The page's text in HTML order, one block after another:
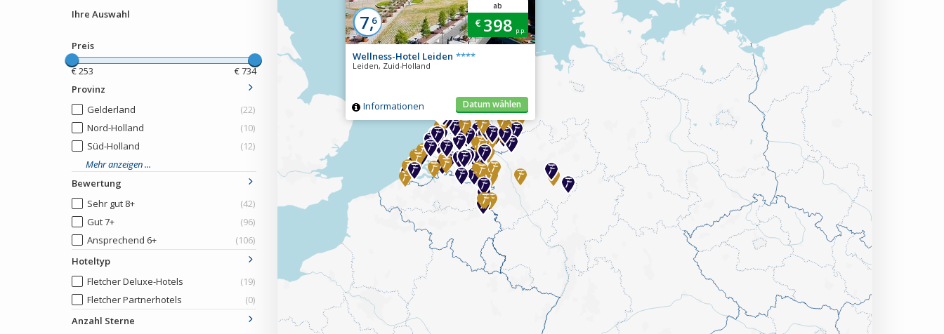
Ihre Auswahl
Preis
€253 €734
Provinz
Gelderland
(22)
Nord-Holland
(10)
Süd-Holland
(12)
Mehr anzeigen ...
Bewertung
Sehr gut 8+
(42)
Gut 7+
(96)
Ansprechend 6+
(106)
Hoteltyp
Fletcher Deluxe-Hotels
(19)
Fletcher Partnerhotels
(0)
Anzahl Sterne
7,6
ab
€ 398 p.p.
Wellness-Hotel Leiden ****
Leiden, Zuid-Holland
Informationen Datum wählen